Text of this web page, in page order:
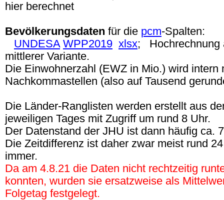
hier berechnet
Bevölkerungsdaten für die pcm-Spalten:
UNDESA WPP2019 xlsx; Hochrechnung
mittlerer Variante.
Die Einwohnerzahl (EWZ in Mio.) wird intern
Nachkommastellen (also auf Tausend
Die Länder-Ranglisten werden erstellt aus
jeweiligen Tages mit Zugriff um rund 8 Uhr.
Der Datenstand der JHU ist dann häufig ca.
Die Zeitdifferenz ist daher zwar meist rund
immer.
Da am 4.8.21 die Daten nicht rechtzeitig
konnten, wurden sie ersatzweise als
Folgetag festgelegt.